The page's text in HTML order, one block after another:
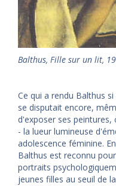
Balthus, Fille sur un lit,
Ce qui a rendu Balthus
se disputait encore,
d'exposer ses
- la lueur lumineuse
adolescence féminine.
Balthus est reconnu
portraits
jeunes filles au seuil de